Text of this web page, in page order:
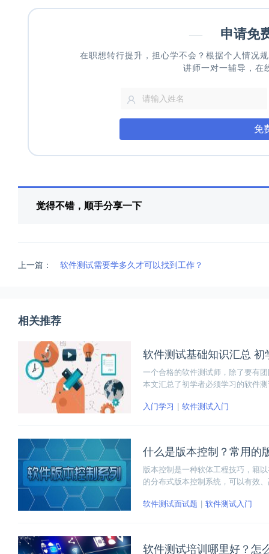
— 申请免
在职想转行提升，担心学不会？根据个人情况
讲师一对一辅导，在
免
觉得不错，顺手分享一下
上一篇： 软件测试需要学多久才可以找到工作？
相关推荐
软件测试基础知识汇总 初
一个合格的软件测试师，除了要有
本文汇总了初学者必须学习的软件
入门学习 软件测试入门
什么是版本控制？常用的
版本控制是一种软体工程技巧，籍
的分布式版本控制系统，可以有效
软件测试面试题
软件测试入门
软件测试培训哪里好？怎